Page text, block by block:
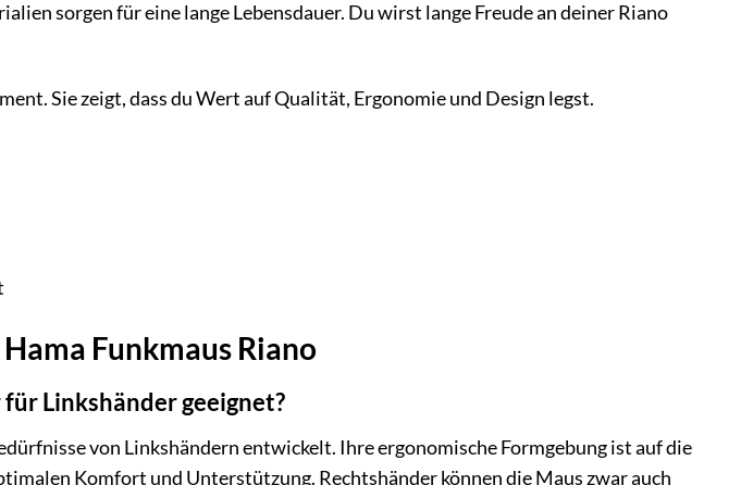
sorgen für eine lange Lebensdauer. Du wirst lange Freude an deiner Riano
Sie zeigt, dass du Wert auf Qualität, Ergonomie und Design legst.
Funkmaus Riano
Linkshänder geeignet?
von Linkshändern entwickelt. Ihre ergonomische Formgebung ist auf die
Komfort und Unterstützung. Rechtshänder können die Maus zwar auch